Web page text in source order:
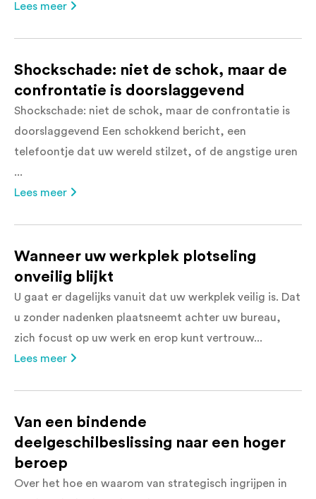
Lees meer
Shockschade: niet de schok, maar de
confrontatie is doorslaggevend
Shockschade: niet de schok, maar de confrontatie is
doorslaggevend Een schokkend bericht, een
telefoontje dat uw wereld stilzet, of de angstige uren
...
Lees meer
Wanneer uw werkplek plotseling
onveilig blijkt
U gaat er dagelijks vanuit dat uw werkplek veilig is. Dat
u zonder nadenken plaatsneemt achter uw bureau,
zich focust op uw werk en erop kunt vertrouw...
Lees meer
Van een bindende
deelgeschilbeslissing naar een hoger
beroep
Over het hoe en waarom van strategisch ingrijpen in